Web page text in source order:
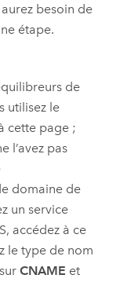
aurez besoin de
étape.
de
utilisez le
cette page ;
l’avez pas
domaine de
un service
accédez à ce
le type de nom
CNAME et